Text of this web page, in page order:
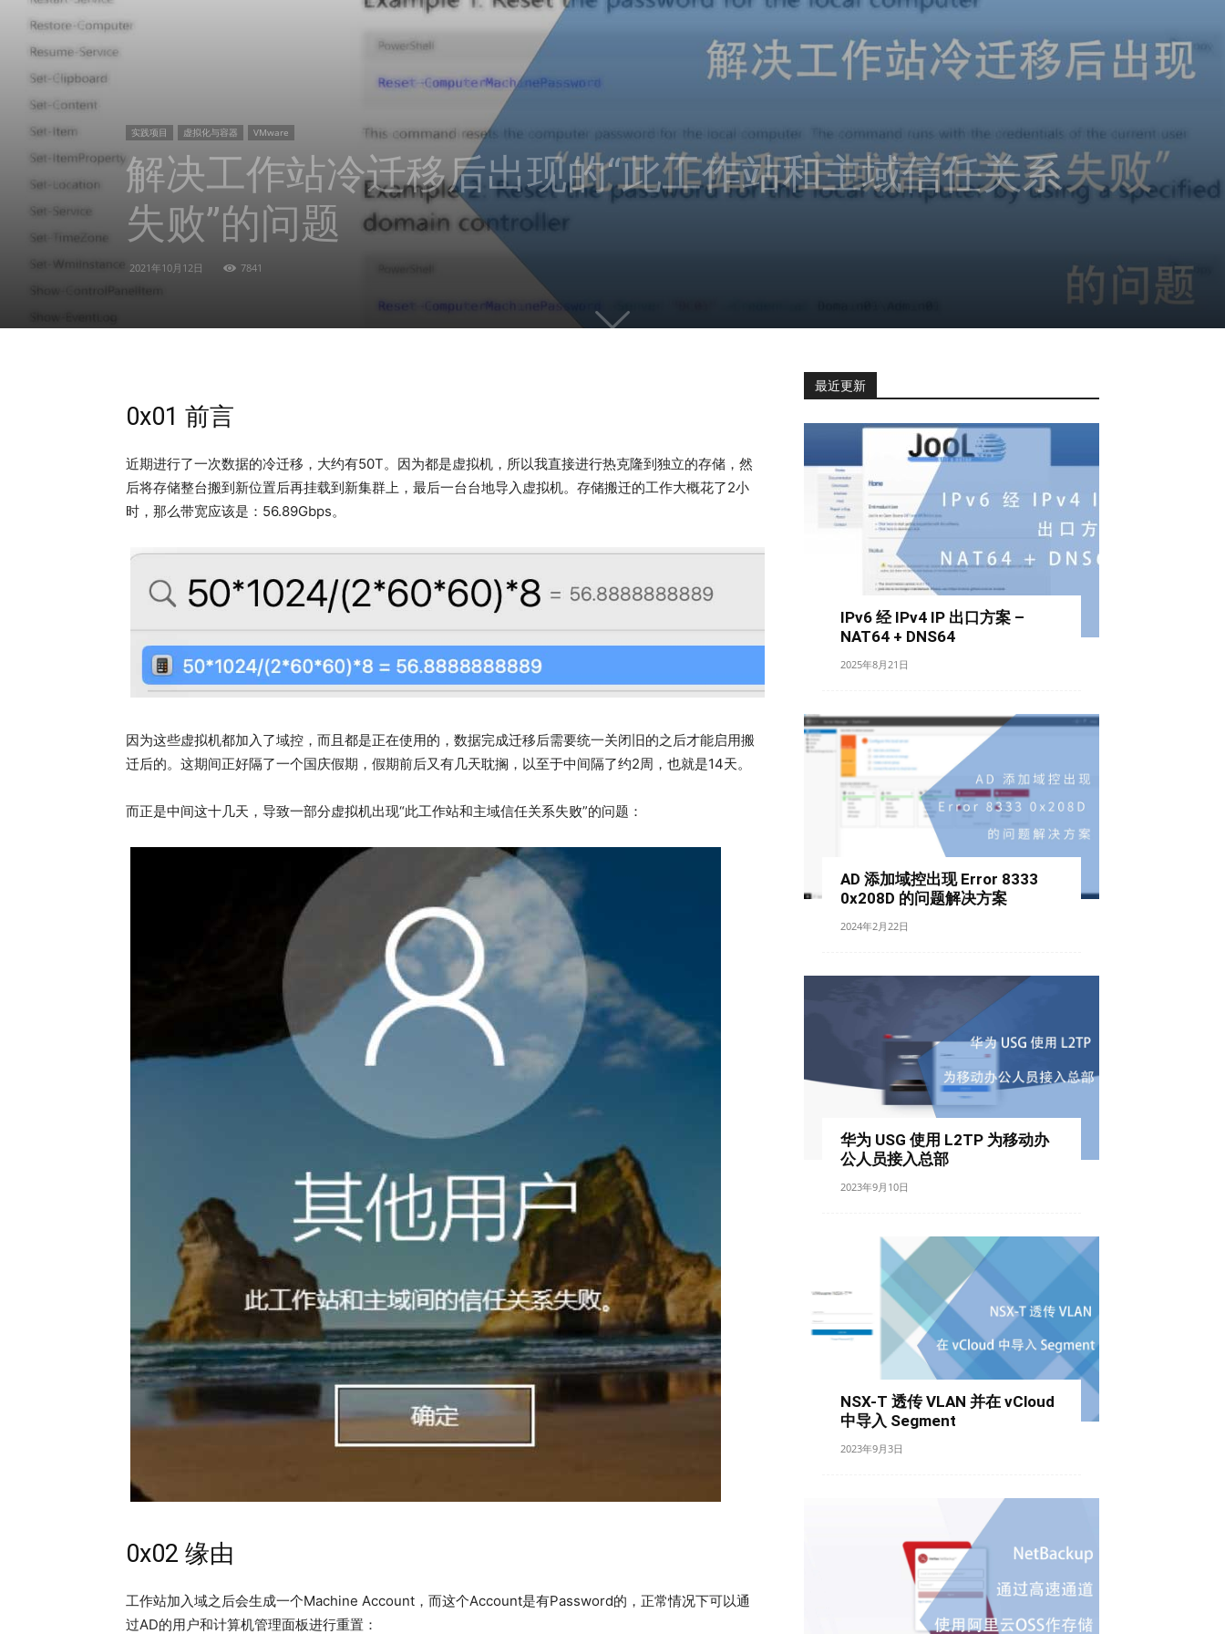
实践项目 虚拟化与容器 VMware
解决工作站冷迁移后出现的“此工作站和主域信任关系
失败”的问题
2021年10月12日 7841
0x01 前言
近期进行了一次数据的冷迁移，大约有50T。因为都是虚拟机，所以我直接进行热克隆到独立的存储，然
后将存储整台搬到新位置后再挂载到新集群上，最后一台台地导入虚拟机。存储搬迁的工作大概花了2小
时，那么带宽应该是：56.89Gbps。
因为这些虚拟机都加入了域控，而且都是正在使用的，数据完成迁移后需要统一关闭旧的之后才能启用搬
迁后的。这期间正好隔了一个国庆假期，假期前后又有几天耽搁，以至于中间隔了约2周，也就是14天。
而正是中间这十几天，导致一部分虚拟机出现“此工作站和主域信任关系失败”的问题：
0x02 缘由
工作站加入域之后会生成一个Machine Account，而这个Account是有Password的，正常情况下可以通
过AD的用户和计算机管理面板进行重置：
最近更新
IPv6 经 IPv4 IP 出口方案 –
NAT64 + DNS64
2025年8月21日
AD 添加域控出现 Error 8333
0x208D 的问题解决方案
2024年2月22日
华为 USG 使用 L2TP 为移动办
公人员接入总部
2023年9月10日
NSX-T 透传 VLAN 并在 vCloud
中导入 Segment
2023年9月3日